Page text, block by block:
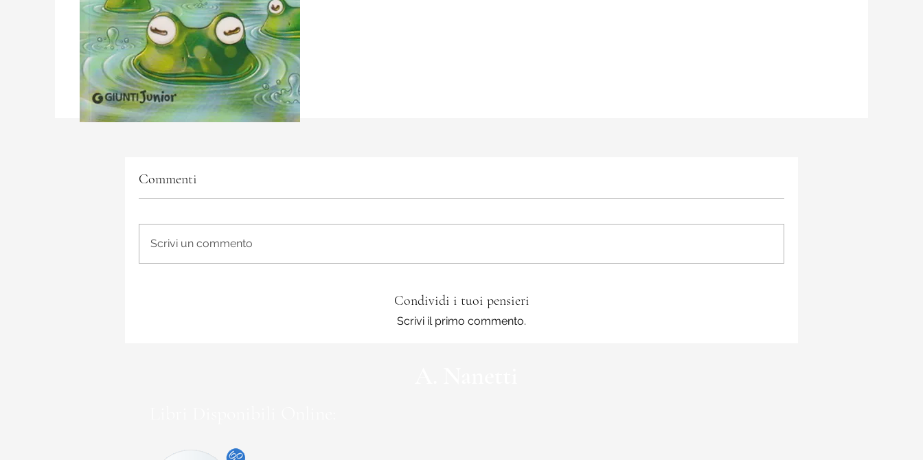
Commenti
Scrivi un commento
Condividi i tuoi pensieri
Scrivi il primo commento.